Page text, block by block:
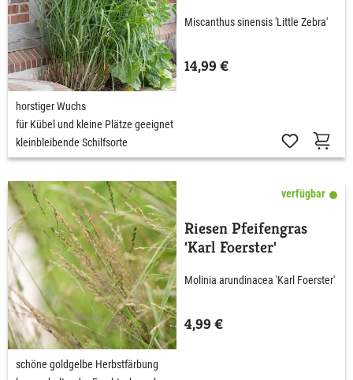
Miscanthus sinensis 'Little Zebra'
14,99 €
horstiger Wuchs
für Kübel und kleine Plätze geeignet
kleinbleibende Schilfsorte
verfügbar
Riesen Pfeifengras
'Karl Foerster'
Molinia arundinacea 'Karl Foerster'
4,99 €
schöne goldgelbe Herbstfärbung